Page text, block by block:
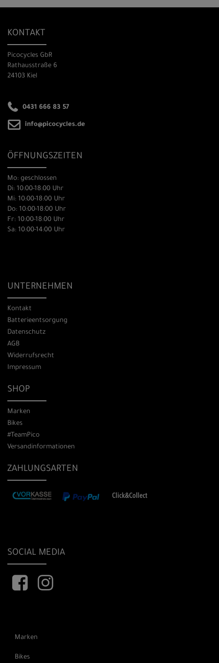
KONTAKT
Picocycles GbR
Rathausstraße 6
24103 Kiel
0431 666 83 57
info@picocycles.de
ÖFFNUNGSZEITEN
Mo: geschlossen
Di: 10:00-18:00 Uhr
Mi: 10:00-18:00 Uhr
Do: 10:00-18:00 Uhr
Fr: 10:00-18:00 Uhr
Sa: 10:00-14:00 Uhr
UNTERNEHMEN
Kontakt
Batterieentsorgung
Datenschutz
AGB
Widerrufsrecht
Impressum
SHOP
Marken
Bikes
#TeamPico
Versandinformationen
ZAHLUNGSARTEN
SOCIAL MEDIA
Marken
Bikes